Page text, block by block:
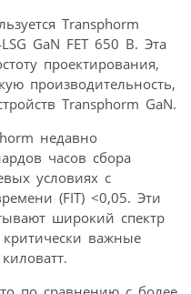
Transphorm
GaN FET 650 В. Эта
проектирования,
производительность,
Transphorm GaN.
недавно
часов сбора
условиях с
(FIT) <0,05. Эти
широкий спектр
важные